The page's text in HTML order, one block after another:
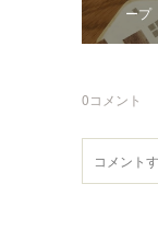
ープ
0コメント